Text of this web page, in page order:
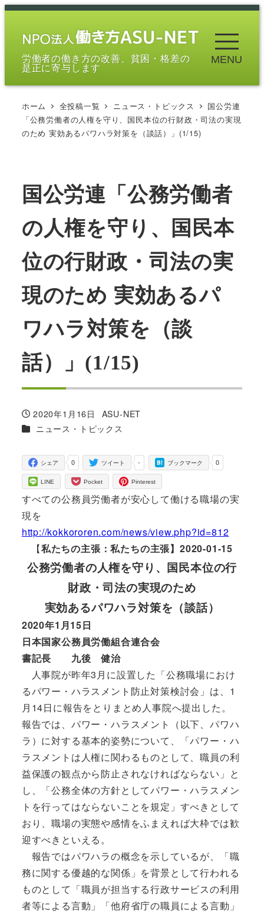
メ
労働者の働き方の改善、貧困・格差の
是正に寄与します
MENU
ホーム 全投稿一覧 ニュース・トピックス
国公労連
「公務労働者の人権を守り、国民本位の行財政・司法の実現
のため 実効あるパワハラ対策を（談話）」(1/15)
国公労連「公務労働者
の人権を守り、国民本
位の行財政・司法の実
現のため 実効あるパ
ワハラ対策を（談
話）」(1/15)
投稿日
2020年1月16日
著
者
ASU-NET
カテゴリー
ニュース・トピックス
0
シェア -
ツイート 0
ブックマーク
LINE Pocket Pinterest
すべての公務員労働者が安心して働ける職場の実
現を
http://kokkororen.com/news/view.php?id=812
【私たちの主張：私たちの主張】2020-01-15
公務労働者の人権を守り、国民本位の行
財政・司法の実現のため
実効あるパワハラ対策を（談話）
2020年1月15日
日本国家公務員労働組合連合会
書記長 九後 健治
人事院が昨年3月に設置した「公務職場におけ
るパワー・ハラスメント防止対策検討会」は、1
月14日に報告をとりまとめ人事院へ提出した。
報告では、パワー・ハラスメント（以下、パワハ
ラ）に対する基本的姿勢について、「パワー・ハ
ラスメントは人権に関わるものとして、職員の利
益保護の観点から防止されなければならない」と
し、「公務全体の方針としてパワー・ハラスメン
トを行ってはならないことを規定」すべきとして
おり、職場の実態や感情をふまえれば大枠では歓
迎すべきといえる。
報告ではパワハラの概念を示しているが、「職
務に関する優越的な関係」を背景として行われる
ものとして「職員が担当する行政サービスの利用
者等による言動」「他府省庁の職員による言動」